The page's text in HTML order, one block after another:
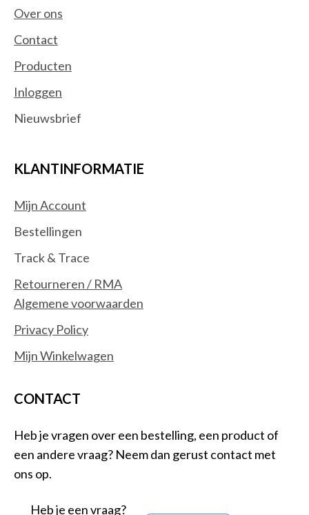
Over ons
Contact
Producten
Inloggen
Nieuwsbrief
KLANTINFORMATIE
Mijn Account
Bestellingen
Track & Trace
Retourneren / RMA
Algemene voorwaarden
Privacy Policy
Mijn Winkelwagen
CONTACT
Heb je vragen over een bestelling, een product of
een andere vraag? Neem dan gerust contact met
ons op.
Heb je een vraag?